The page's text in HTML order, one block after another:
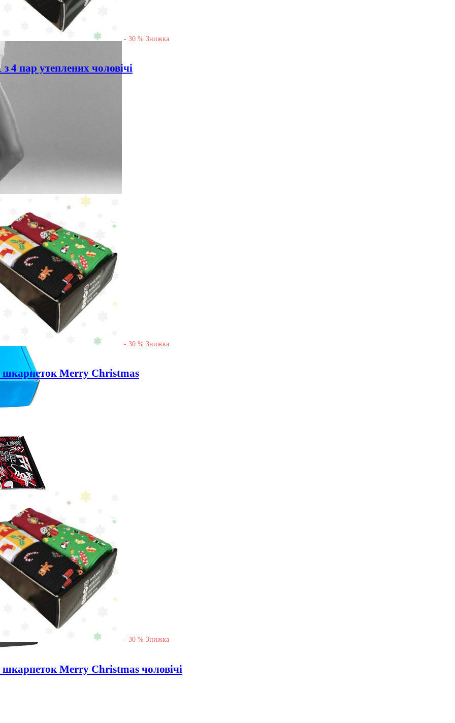
- 30 % Знижка
4 пар утеплених чоловічі
- 30 % Знижка
шкарпеток Merry Christmas
- 30 % Знижка
шкарпеток Merry Christmas чоловічі